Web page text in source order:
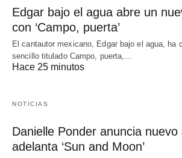
Edgar bajo el agua abre un
con ‘Campo, puerta’
El cantautor mexicano, Edgar bajo el agua, ha
sencillo titulado Campo, puerta,…
Hace 25 minutos
NOTICIAS
Danielle Ponder anuncia nuevo
adelanta ‘Sun and Moon’